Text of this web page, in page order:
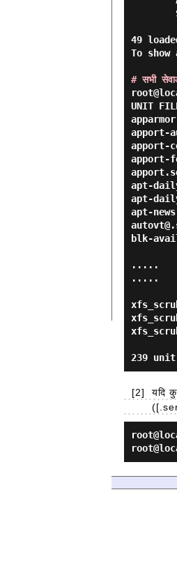
49
To
# सभी
UNIT
apt-
apt-
apt-
blk-
.....
.....
[2]
यदि